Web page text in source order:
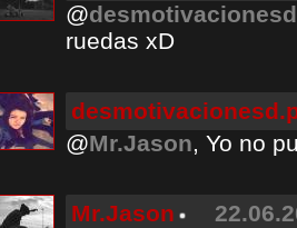
@
ruedas xD
@Mr.Jason, Yo no
Mr.Jason